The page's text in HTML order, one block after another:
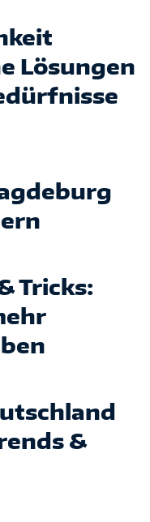
Lösungen
Tricks:
&